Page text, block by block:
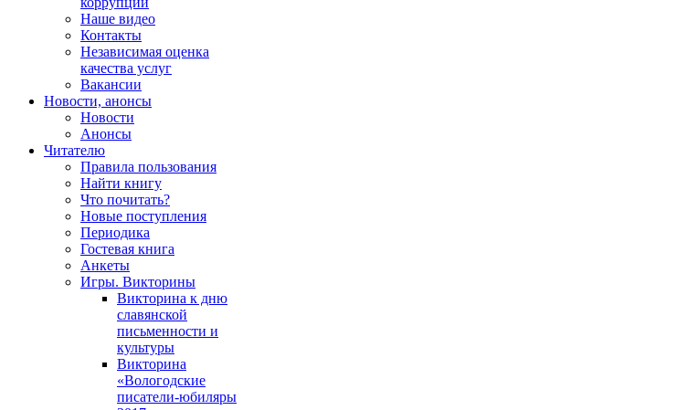
Наше видео
Контакты
Независимая оценка
качества услуг
Вакансии
Новости, анонсы
Новости
Анонсы
Читателю
Правила пользования
Найти книгу
Что почитать?
Новые поступления
Периодика
Гостевая книга
Анкеты
Игры. Викторины
Викторина к дню
славянской
письменности и
культуры
Викторина
«Вологодские
писатели-юбиляры